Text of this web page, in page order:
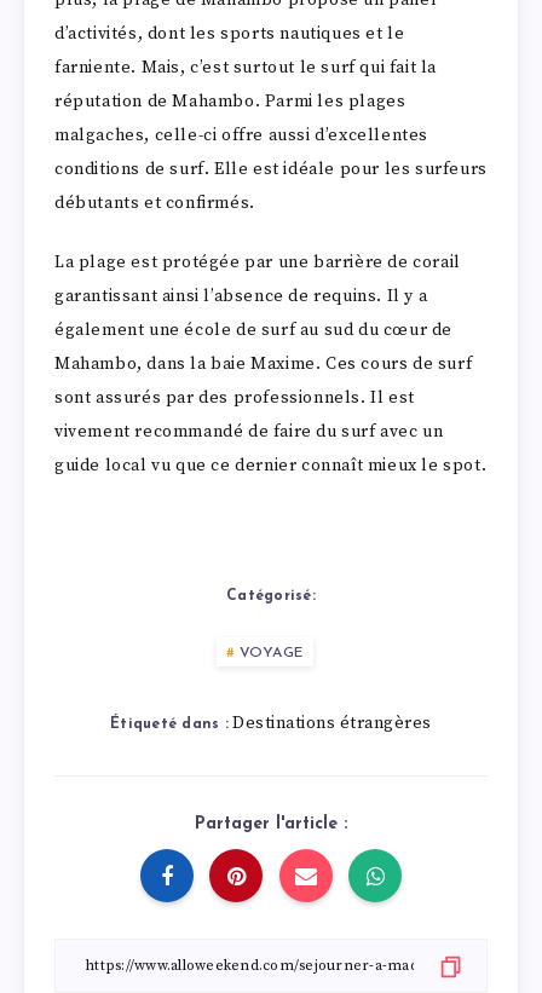
d’activités, dont les sports nautiques et le
farniente. Mais, c’est surtout le surf qui fait la
réputation de Mahambo. Parmi les plages
malgaches, celle-ci offre aussi d’excellentes
conditions de surf. Elle est idéale pour les surfeurs
débutants et confirmés.
La plage est protégée par une barrière de corail
garantissant ainsi l’absence de requins. Il y a
également une école de surf au sud du cœur de
Mahambo, dans la baie Maxime. Ces cours de surf
sont assurés par des professionnels. Il est
vivement recommandé de faire du surf avec un
guide local vu que ce dernier connaît mieux le spot.
Catégorisé:
VOYAGE
Étiqueté dans : Destinations étrangères
Partager l'article :